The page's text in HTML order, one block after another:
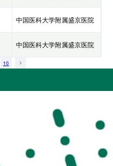
中国医科大学附属盛京医院
中国医科大学附属盛京医院
10